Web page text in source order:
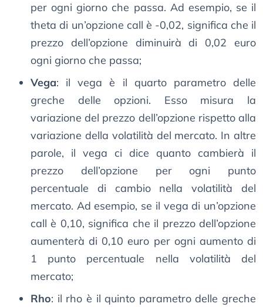
per ogni giorno che passa. Ad esempio, se il
theta di un’opzione call è -0,02, significa che il
prezzo dell’opzione diminuirà di 0,02 euro
ogni giorno che passa;
Vega: il vega è il quarto parametro delle
greche delle opzioni. Esso misura la
variazione del prezzo dell’opzione rispetto alla
variazione della volatilità del mercato. In altre
parole, il vega ci dice quanto cambierà il
prezzo dell’opzione per ogni punto
percentuale di cambio nella volatilità del
mercato. Ad esempio, se il vega di un’opzione
call è 0,10, significa che il prezzo dell’opzione
aumenterà di 0,10 euro per ogni aumento di
1 punto percentuale nella volatilità del
mercato;
Rho: il rho è il quinto parametro delle greche